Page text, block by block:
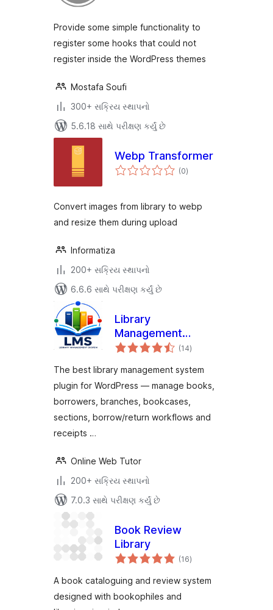
Provide some simple functionality to
register some hooks that could not
register inside the WordPress themes
Mostafa Soufi
300+ સક્રિય સ્થાપનો
5.6.18 સાથે પરીક્ષણ કર્યું છે
Webp Transformer
(0કુલ
રેટિંગ્સ
)
Convert images from library to webp
and resize them during upload
Informatiza
200+ સક્રિય સ્થાપનો
6.6.6 સાથે પરીક્ષણ કર્યું છે
Library
Management
System
(14કુલ
રેટિંગ્સ
)
The best library management system
plugin for WordPress — manage books,
borrowers, branches, bookcases,
sections, borrow/return workflows and
receipts …
Online Web Tutor
200+ સક્રિય સ્થાપનો
7.0.3 સાથે પરીક્ષણ કર્યું છે
Book Review
Library
(16કુલ
રેટિંગ્સ
)
A book cataloguing and review system
designed with bookophiles and